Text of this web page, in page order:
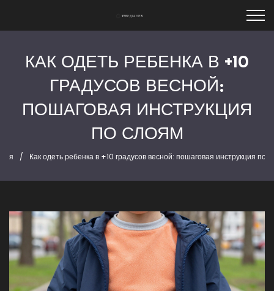
КАК ОДЕТЬ РЕБЕНКА В +10
ГРАДУСОВ ВЕСНОЙ:
ПОШАГОВАЯ ИНСТРУКЦИЯ
ПО СЛОЯМ
Как одеть ребенка в +10 градусов весной: пошаговая инструкция по